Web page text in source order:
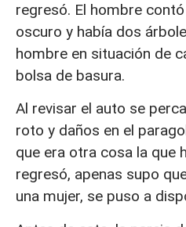
regresó. El hombre
oscuro y había dos
hombre en situación de
bolsa de basura.
Al revisar el auto se
roto y daños en el
que era otra cosa la que
regresó, apenas supo
una mujer, se puso a